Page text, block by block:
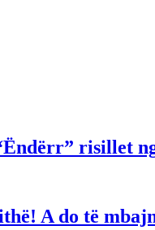
risillet
A do të